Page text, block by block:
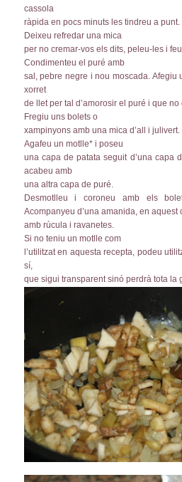
cassola
ràpida en pocs minuts les tindreu a punt.
Deixeu refredar una mica
per no cremar-vos els dits, peleu-les i
Condimenteu el puré amb
sal, pebre negre i nou moscada. Afegiu
xorret
de llet per tal d’amorosir el puré i que no
Fregiu uns bolets o
xampinyons amb una mica d’all i julivert.
Agafeu un motlle* i poseu
una capa de patata seguit d’una capa
acabeu amb
una altra capa de puré.
Desmotlleu i coroneu amb els
Acompanyeu d’una amanida, en aquest
amb rúcula i ravanetes.
Si no teniu un motlle com
l’utilitzat en aquesta recepta, podeu
sí,
que sigui transparent sinó perdrà tota la